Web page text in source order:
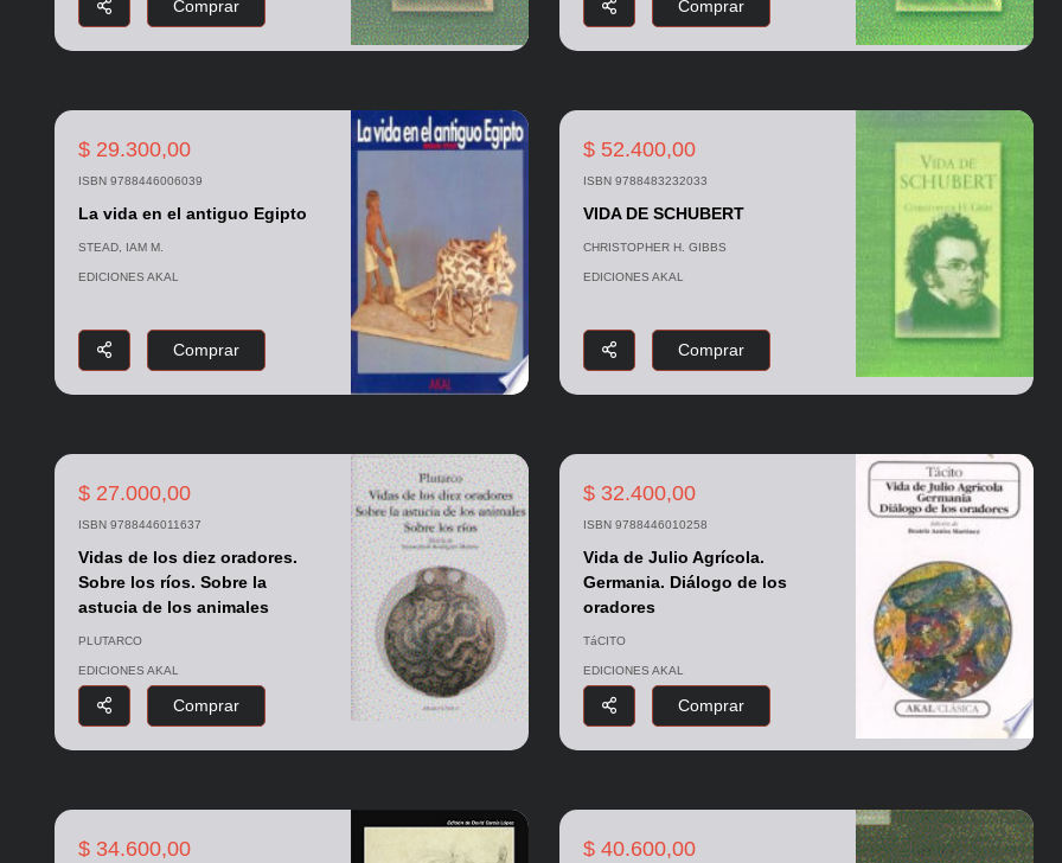
Comprar Comprar
$ 29.300,00
ISBN 9788446006039
La vida en el antiguo Egipto
STEAD, IAM M.
EDICIONES AKAL
Comprar
$ 52.400,00
ISBN 9788483232033
VIDA DE SCHUBERT
CHRISTOPHER H. GIBBS
EDICIONES AKAL
Comprar
$ 27.000,00
ISBN 9788446011637
Vidas de los diez oradores.
Sobre los ríos. Sobre la
astucia de los animales
PLUTARCO
EDICIONES AKAL
Comprar
$ 32.400,00
ISBN 9788446010258
Vida de Julio Agrícola.
Germania. Diálogo de los
oradores
TáCITO
EDICIONES AKAL
Comprar
$ 34.600,00 $ 40.600,00